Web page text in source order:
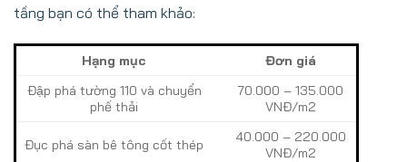
tầng bạn có thể tham khảo:
Hạng mục
Đơn giá
Đập phá tường 110 và chuyển
phế thải
70.000 – 135.000
VNĐ/m2
Đục phá sàn bê tông cốt thép
40.000 – 220.000
VNĐ/m2